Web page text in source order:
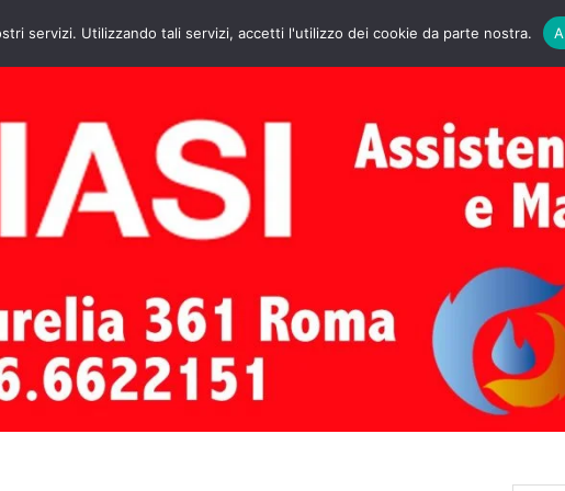
HOME CONTATTI ASSISTENZA CALDAIE
servizi. Utilizzando tali servizi, accetti l'utilizzo dei cookie da parte nostra.